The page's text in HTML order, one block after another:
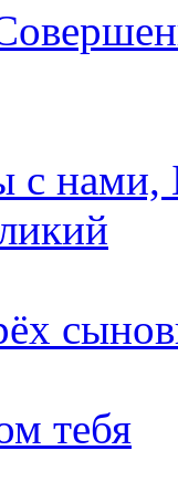
с нами,
тебя